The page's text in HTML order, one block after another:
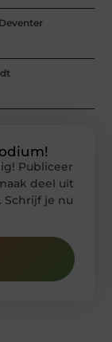
Publiceer
deel uit
Schrijf je nu